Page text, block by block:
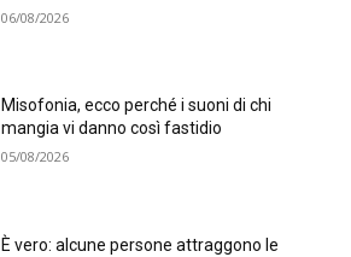
06/08/2026
Misofonia, ecco perché i suoni di chi
mangia vi danno così fastidio
05/08/2026
È vero: alcune persone attraggono le